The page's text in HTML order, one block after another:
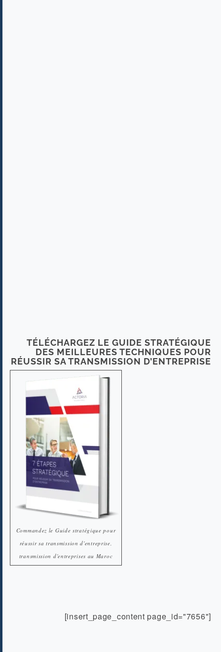
TÉLÉCHARGEZ LE GUIDE STRATÉGIQUE
DES MEILLEURES TECHNIQUES POUR
RÉUSSIR SA TRANSMISSION D’ENTREPRISE
Commandez le Guide stratégique pour
réussir sa transmission d'entreprise,
transmission d'entreprises au Maroc
[insert_page_content page_id="7656"]